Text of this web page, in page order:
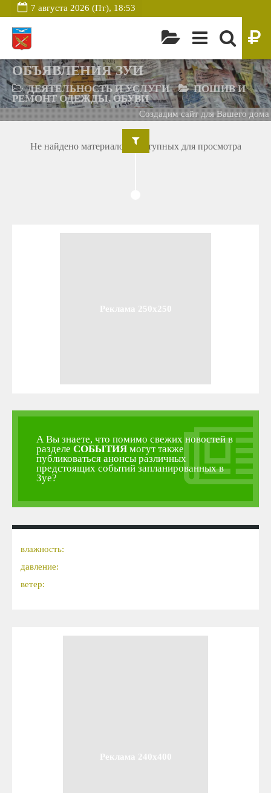
7 августа 2026 (Пт), 18:53
ОБЪЯВЛЕНИЯ ЗУИ
ДЕЯТЕЛЬНОСТЬ И УСЛУГИ
ПОШИВ И
РЕМОНТ ОДЕЖДЫ, ОБУВИ
Создадим сайт для Вашего дома -
Не найдено материалов, доступных для просмотра
Реклама 250x250
А Вы знаете, что помимо свежих новостей в
разделе СОБЫТИЯ могут также
публиковаться анонсы различных
предстоящих событий запланированных в
Зуе?
влажность:
давление:
ветер:
Реклама 240x400